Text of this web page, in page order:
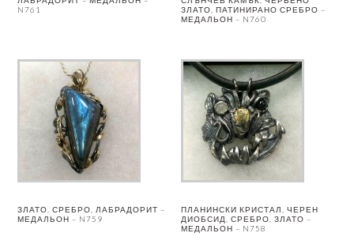
N761
ЗЛАТО, ПАТИНИРАНО СРЕБРО –
МЕДАЛЬОН – N760
ЗЛАТО, СРЕБРО, ЛАБРАДОРИТ –
МЕДАЛЬОН – N759
ПЛАНИНСКИ КРИСТАЛ, ЧЕРЕН
ДИОБСИД, СРЕБРО, ЗЛАТО –
МЕДАЛЬОН – N758